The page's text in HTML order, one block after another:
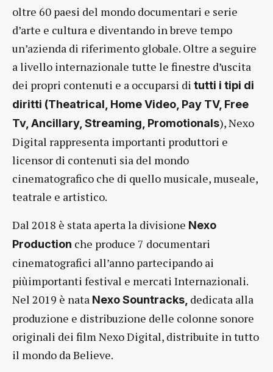
oltre 60 paesi del mondo documentari e serie
d’arte e cultura e diventando in breve tempo
un’azienda di riferimento globale. Oltre a seguire
a livello internazionale tutte le finestre d’uscita
dei propri contenuti e a occuparsi di tutti i tipi di
diritti (Theatrical, Home Video, Pay TV, Free
Tv, Ancillary, Streaming, Promotionals), Nexo
Digital rappresenta importanti produttori e
licensor di contenuti sia del mondo
cinematografico che di quello musicale, museale,
teatrale e artistico.
Dal 2018 è stata aperta la divisione Nexo
Production che produce 7 documentari
cinematografici all’anno partecipando ai
piùimportanti festival e mercati Internazionali.
Nel 2019 è nata Nexo Sountracks, dedicata alla
produzione e distribuzione delle colonne sonore
originali dei film Nexo Digital, distribuite in tutto
il mondo da Believe.